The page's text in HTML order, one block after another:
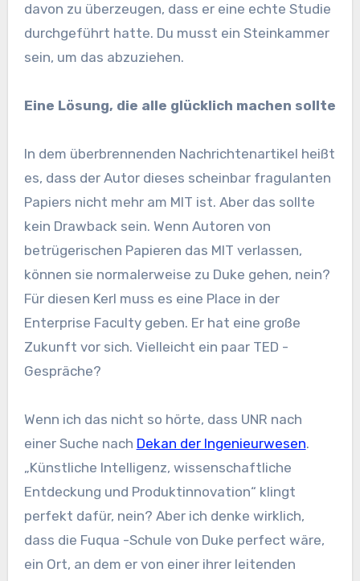
davon zu überzeugen, dass er eine echte Studie
durchgeführt hatte. Du musst ein Steinkammer
sein, um das abzuziehen.
Eine Lösung, die alle glücklich machen sollte
In dem überbrennenden Nachrichtenartikel heißt
es, dass der Autor dieses scheinbar fragulanten
Papiers nicht mehr am MIT ist. Aber das sollte
kein Drawback sein. Wenn Autoren von
betrügerischen Papieren das MIT verlassen,
können sie normalerweise zu Duke gehen, nein?
Für diesen Kerl muss es eine Place in der
Enterprise Faculty geben. Er hat eine große
Zukunft vor sich. Vielleicht ein paar TED -
Gespräche?
Wenn ich das nicht so hörte, dass UNR nach
einer Suche nach Dekan der Ingenieurwesen.
„Künstliche Intelligenz, wissenschaftliche
Entdeckung und Produktinnovation“ klingt
perfekt dafür, nein? Aber ich denke wirklich,
dass die Fuqua -Schule von Duke perfect wäre,
ein Ort, an dem er von einer ihrer leitenden